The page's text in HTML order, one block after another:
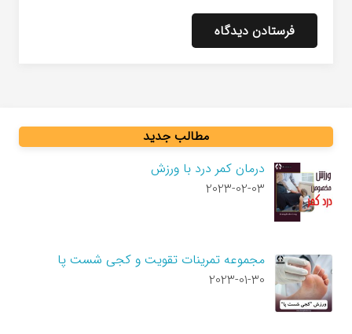
فرستادن دیدگاه
مطالب جدید
درمان کمر درد با ورزش
2023-02-03
مجموعه تمرینات تقویت و کجی شست پا
2023-01-30